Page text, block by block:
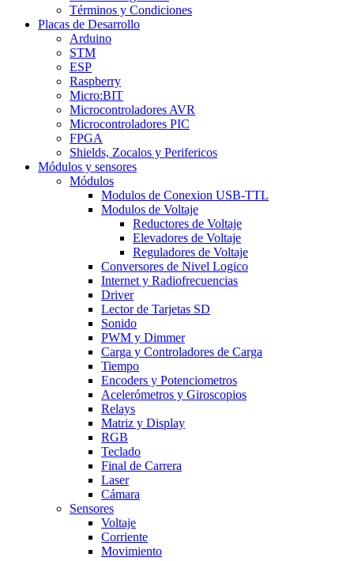
Términos y Condiciones
Placas de Desarrollo
Arduino
STM
ESP
Raspberry
Micro:BIT
Microcontroladores AVR
Microcontroladores PIC
FPGA
Shields, Zocalos y Perifericos
Módulos y sensores
Módulos
Modulos de Conexion USB-TTL
Modulos de Voltaje
Reductores de Voltaje
Elevadores de Voltaje
Reguladores de Voltaje
Conversores de Nivel Logico
Internet y Radiofrecuencias
Driver
Lector de Tarjetas SD
Sonido
PWM y Dimmer
Carga y Controladores de Carga
Tiempo
Encoders y Potenciometros
Acelerómetros y Giroscopios
Relays
Matriz y Display
RGB
Teclado
Final de Carrera
Laser
Cámara
Sensores
Voltaje
Corriente
Movimiento